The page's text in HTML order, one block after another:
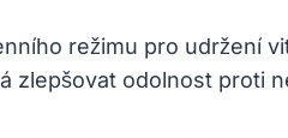
režimu pro udržení
zlepšovat odolnost proti